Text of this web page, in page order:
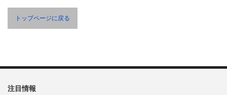
トップページに戻る
注目情報